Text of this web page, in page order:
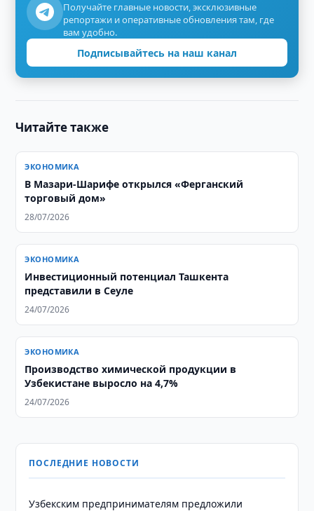
Получайте главные новости, эксклюзивные
репортажи и оперативные обновления там, где
вам удобно.
Подписывайтесь на наш канал
Читайте также
ЭКОНОМИКА
В Мазари-Шарифе открылся «Ферганский
торговый дом»
28/07/2026
ЭКОНОМИКА
Инвестиционный потенциал Ташкента
представили в Сеуле
24/07/2026
ЭКОНОМИКА
Производство химической продукции в
Узбекистане выросло на 4,7%
24/07/2026
ПОСЛЕДНИЕ НОВОСТИ
Узбекским предпринимателям предложили